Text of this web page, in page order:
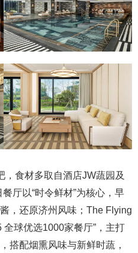
食材多取自酒店JW蔬园及
厅以“时令鲜材”为核心，早
，还原济州风味；The Flying
全球优选1000家餐厅”，主打
搭配烟熏风味与新鲜时蔬，